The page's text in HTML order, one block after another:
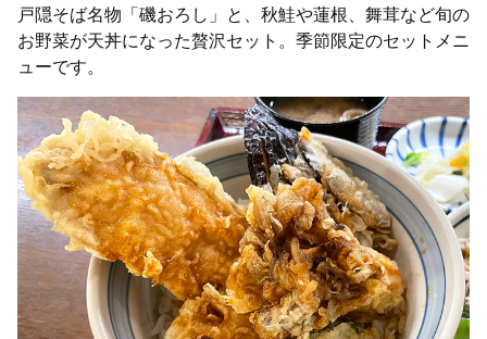
戸隠そば名物「磯おろし」と、秋鮭や蓮根、舞茸など旬の
お野菜が天丼になった贅沢セット。季節限定のセットメニ
ューです。